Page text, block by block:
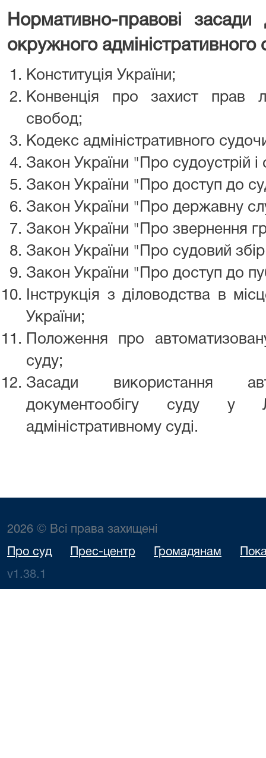
Нормативно-правові засади
окружного адміністративного
Конституція України;
Конвенція про захист прав
свобод;
Кодекс адміністративного
Закон України "Про судоустрій і
Закон України "Про доступ до
Закон України "Про державну
Закон України "Про звернення
Закон України "Про судовий
Закон України "Про доступ до
Інструкція з діловодства в
України;
Положення про
суду;
Засади використання
документообігу суду у
адміністративному суді.
2026 © Всі права захищені
Про суд Прес-центр Громадянам
v1.38.1